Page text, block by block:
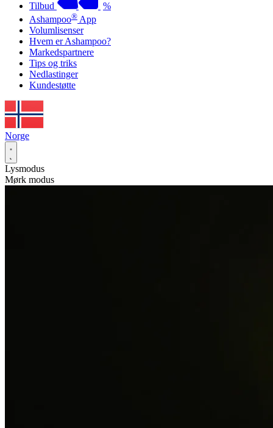
Tilbud
%
Ashampoo® App
Volumlisenser
Hvem er Ashampoo?
Markedspartnere
Tips og triks
Nedlastinger
Kundestøtte
Norge
Lysmodus
Mørk modus